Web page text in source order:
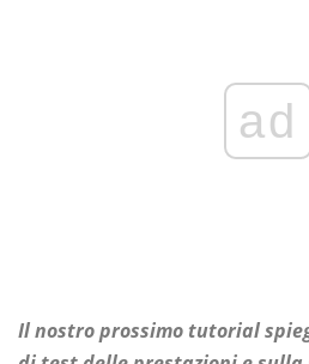
ad
Il nostro prossimo tutorial